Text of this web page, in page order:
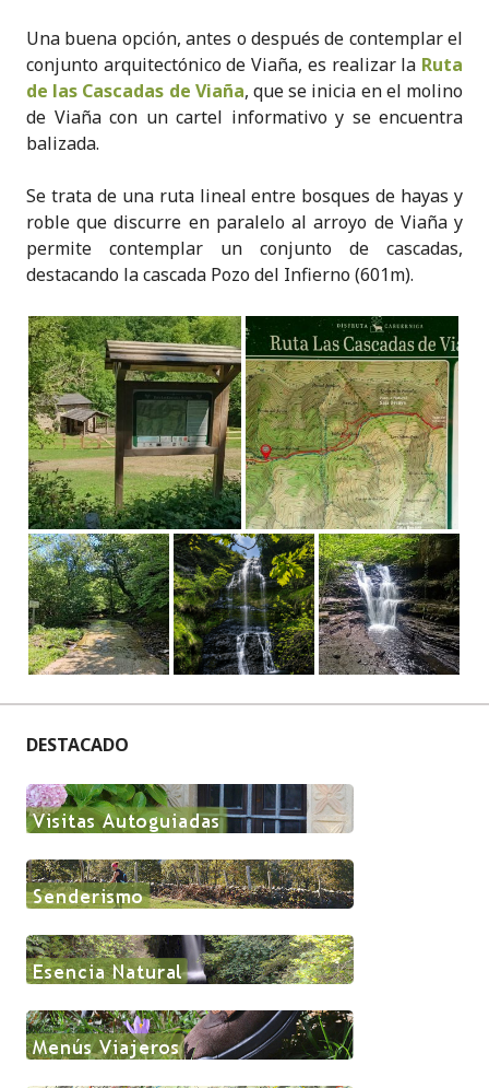
Una buena opción, antes o después de contemplar el
conjunto arquitectónico de Viaña, es realizar la Ruta
de las Cascadas de Viaña, que se inicia en el molino
de Viaña con un cartel informativo y se encuentra
balizada.
Se trata de una ruta lineal entre bosques de hayas y
roble que discurre en paralelo al arroyo de Viaña y
permite contemplar un conjunto de cascadas,
destacando la cascada Pozo del Infierno (601m).
DESTACADO